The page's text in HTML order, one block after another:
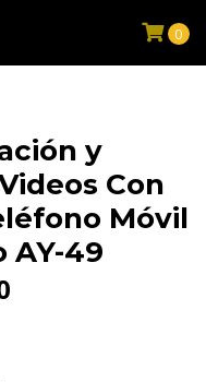
0
y
Con
Móvil
AY-49